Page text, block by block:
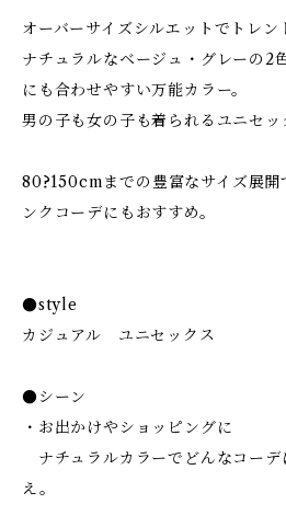
オーバーサイズシルエットでトレン
ナチュラルなベージュ・グレーの2
にも合わせやすい万能カラー。
男の子も女の子も着られるユニセッ
80?150cmまでの豊富なサイズ展開
ンクコーデにもおすすめ。
●style
カジュアル ユニセックス
●シーン
・お出かけやショッピングに
ナチュラルカラーでどんなコー
え。